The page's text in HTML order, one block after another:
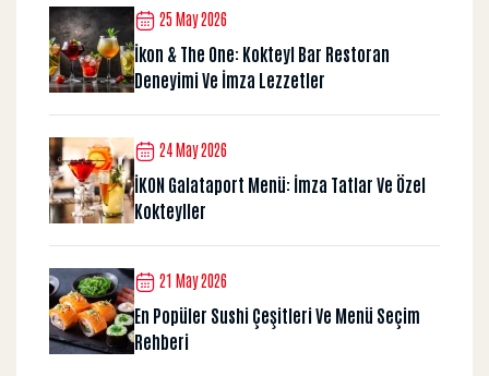
25 May 2026
İkon & The One: Kokteyl Bar Restoran
Deneyimi Ve İmza Lezzetler
24 May 2026
İKON Galataport Menü: İmza Tatlar Ve Özel
Kokteyller
21 May 2026
En Popüler Sushi Çeşitleri Ve Menü Seçim
Rehberi